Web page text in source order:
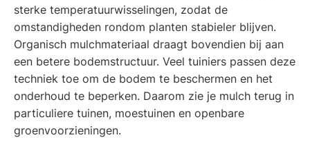
sterke temperatuurwisselingen, zodat de
omstandigheden rondom planten stabieler blijven.
Organisch mulchmateriaal draagt bovendien bij aan
een betere bodemstructuur. Veel tuiniers passen deze
techniek toe om de bodem te beschermen en het
onderhoud te beperken. Daarom zie je mulch terug in
particuliere tuinen, moestuinen en openbare
groenvoorzieningen.